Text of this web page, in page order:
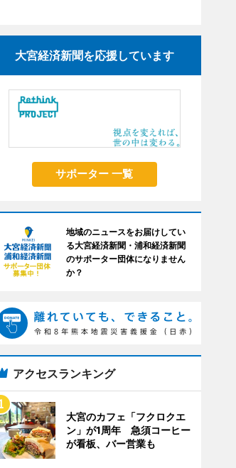
大宮経済新聞を応援しています
サポーター 一覧
地域のニュースをお届けしてい
る大宮経済新聞・浦和経済新聞
のサポーター団体になりません
か？
アクセスランキング
大宮のカフェ「フクロクエ
ン」が1周年 急須コーヒー
が看板、バー営業も